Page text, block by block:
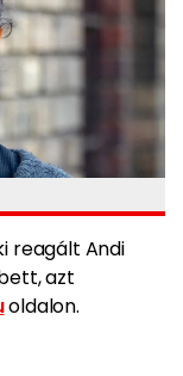
reagált Andi
azt
oldalon.